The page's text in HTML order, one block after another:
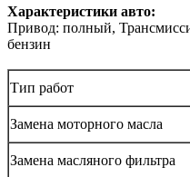
Характеристики авто:
Привод: полный,
бензин
Тип работ
Замена моторного масла
Замена масляного фильтра